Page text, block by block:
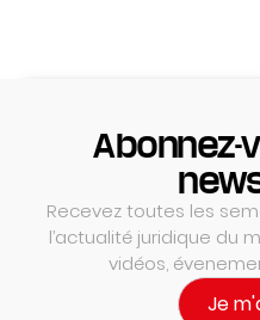
Abonnez-
Recevez toutes les
l’actualité juridique du
vidéos,
Je